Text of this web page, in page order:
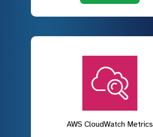
AWS CloudWatch Metrics